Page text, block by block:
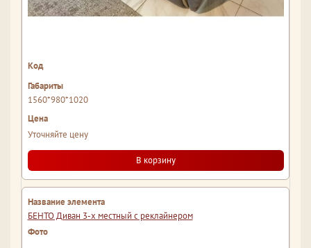
1560*980*1020
Уточняйте цену
В корзину
БЕНТО Диван 3-х местный с реклайнером